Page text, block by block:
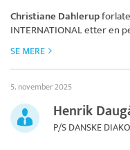
Christiane Dahlerup
INTERNATIONALetter en
SE MERE
5. november 2025
Henrik
P/S DANSKE